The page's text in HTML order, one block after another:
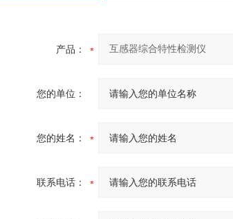
产品：
您的单位：
您的姓名：
联系电话：